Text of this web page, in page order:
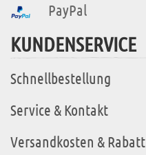
PayPal
KUNDENSERVICE
Schnellbestellung
Service & Kontakt
Versandkosten & Rabatt